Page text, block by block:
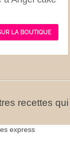
LA BOUTIQUE
recettes